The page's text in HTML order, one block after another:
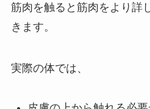
筋肉を触ると筋肉をより詳
きます。
実際の体では、